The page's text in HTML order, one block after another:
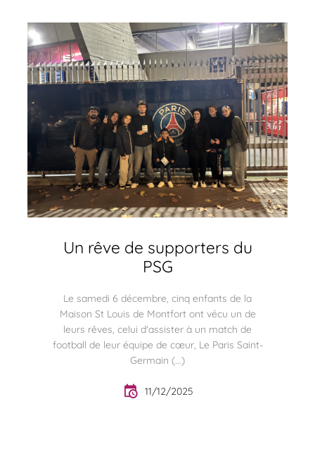
Un rêve de supporters du
PSG
Le samedi 6 décembre, cinq enfants de la
Maison St Louis de Montfort ont vécu un de
leurs rêves, celui d'assister à un match de
football de leur équipe de cœur, Le Paris Saint-
Germain (...)
11/12/2025